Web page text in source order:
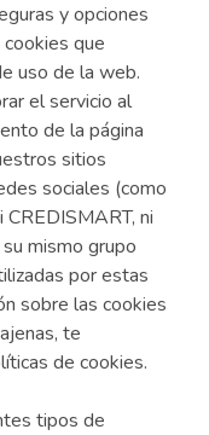
y opciones
que
uso de la web.
el servicio al
de la página
sitios
sociales (como
ni
mismo grupo
por estas
sobre las cookies
te
de cookies.
tipos de